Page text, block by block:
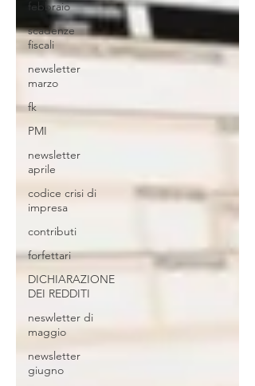
febbraio
scadenze
fiscali
newsletter
marzo
fk
PMI
newsletter
aprile
codice crisi di
impresa
contributi
forfettari
DICHIARAZIONE
DEI REDDITI
neswletter di
maggio
newsletter
giugno